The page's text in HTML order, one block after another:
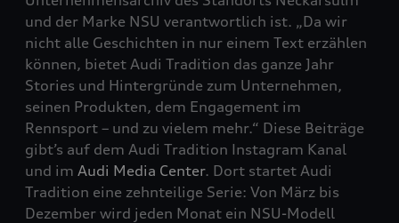
und der Marke NSU verantwortlich ist. „Da wir
nicht alle Geschichten in nur einem Text erzählen
können, bietet Audi Tradition das ganze Jahr
Stories und Hintergründe zum Unternehmen,
seinen Produkten, dem Engagement im
Rennsport – und zu vielem mehr.“ Diese Beiträge
gibt’s auf dem Audi Tradition Instagram Kanal
und im Audi Media Center. Dort startet Audi
Tradition eine zehnteilige Serie: Von März bis
Dezember wird jeden Monat ein NSU-Modell